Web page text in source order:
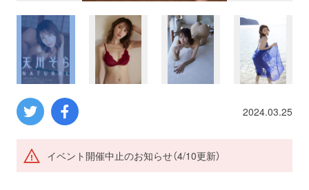
2024.03.25
イベント開催中止のお知らせ（4/10更新）
コンピューター
ミリタリー
その他
イベント